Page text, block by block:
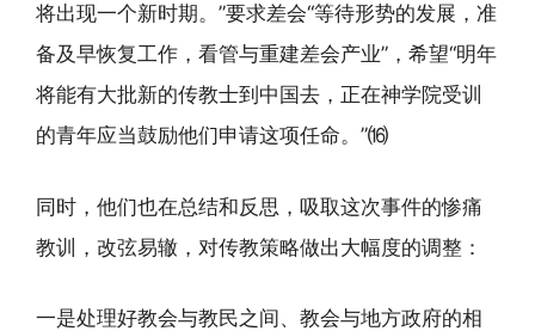
将出现一个新时期。”要求差会“等待形势的发展，准
备及早恢复工作，看管与重建差会产业”，希望“明年
将能有大批新的传教士到中国去，正在神学院受训
的青年应当鼓励他们申请这项任命。”⒃
同时，他们也在总结和反思，吸取这次事件的惨痛
教训，改弦易辙，对传教策略做出大幅度的调整：
一是处理好教会与教民之间、教会与地方政府的相